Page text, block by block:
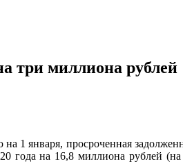
три миллиона рублей
1 января, просроченная
года на 16,8 миллиона рублей